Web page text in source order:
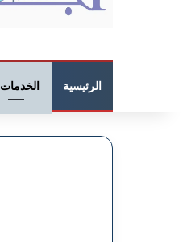
الرئيسية الخدمات